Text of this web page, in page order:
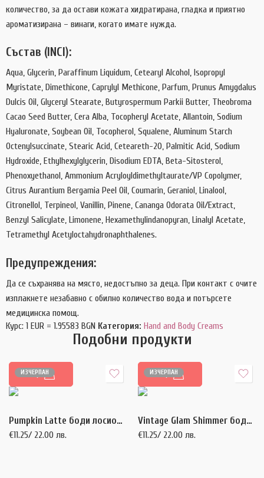
количество, за да остави кожата хидратирана, гладка и приятно
ароматизирана – винаги, когато имате нужда.
Състав (INCI):
Aqua, Glycerin, Paraffinum Liquidum, Cetearyl Alcohol, Isopropyl
Myristate, Dimethicone, Caprylyl Methicone, Parfum, Prunus Amygdalus
Dulcis Oil, Glyceryl Stearate, Butyrospermum Parkii Butter, Theobroma
Cacao Seed Butter, Cera Alba, Tocopheryl Acetate, Allantoin, Sodium
Hyaluronate, Soybean Oil, Tocopherol, Squalene, Aluminum Starch
Octenylsuccinate, Stearic Acid, Ceteareth-20, Palmitic Acid, Sodium
Hydroxide, Ethylhexylglycerin, Disodium EDTA, Beta-Sitosterol,
Phenoxyethanol, Ammonium Acryloyldimethyltaurate/VP Copolymer,
Citrus Aurantium Bergamia Peel Oil, Coumarin, Geraniol, Linalool,
Citronellol, Terpineol, Vanillin, Pinene, Cananga Odorata Oil/Extract,
Benzyl Salicylate, Limonene, Hexamethylindanopyran, Linalyl Acetate,
Tetramethyl Acetyloctahydronaphthalenes.
Предупреждения:
Да се съхранява на място, недостъпно за деца. При контакт с очите
изплакнете незабавно с обилно количество вода и потърсете
медицинска помощ.
Курс: 1 EUR = 1.95583 BGN Категория: Hand and Body Creams
Подобни продукти
ИЗЧЕРПАН
ОЩЕ
Pumpkin Latte боди лосион 300 мл.
€11.25/ 22.00 лв.
ИЗЧЕРПАН
ОЩЕ
Vintage Glam Shimmer боди лосион 300 мл.
€11.25/ 22.00 лв.